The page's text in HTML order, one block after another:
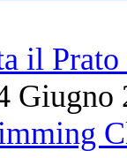
il Prato
Giugno